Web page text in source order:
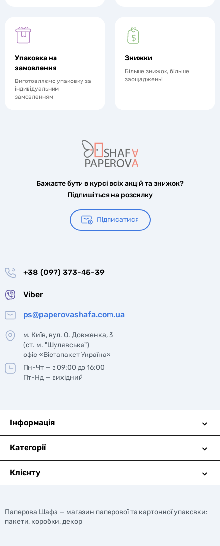
Упаковка на
замовлення
Виготовляємо упаковку за
індивідуальним
замовленням
Знижки
Більше знижок, більше
заощаджень!
Бажаєте бути в курсі всіх акцій та знижок?
Підпишіться на розсилку
Підписатися
+38 (097) 373-45-39
Viber
ps@paperovashafa.com.ua
м. Київ, вул. О. Довженка, 3
(ст. м. "Шулявська")
офіс «Вістапакет Україна»
Пн-Чт — з 09:00 до 16:00
Пт-Нд — вихідний
Інформація
Категорії
Клієнту
Паперова Шафа — магазин паперової та картонної упаковки:
пакети, коробки, декор